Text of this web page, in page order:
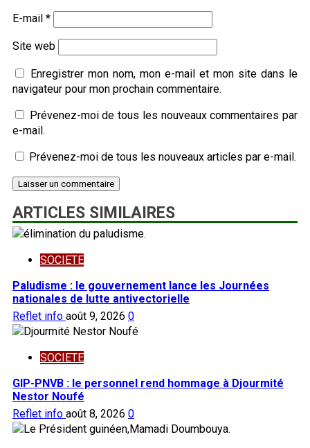
E-mail *
Site web
Enregistrer mon nom, mon e-mail et mon site dans le
navigateur pour mon prochain commentaire.
Prévenez-moi de tous les nouveaux commentaires par
e-mail.
Prévenez-moi de tous les nouveaux articles par e-mail.
ARTICLES SIMILAIRES
SOCIETE
Paludisme : le gouvernement lance les Journées
nationales de lutte antivectorielle
Reflet info août 9, 2026 0
SOCIETE
GIP-PNVB : le personnel rend hommage à Djourmité
Nestor Noufé
Reflet info août 8, 2026 0